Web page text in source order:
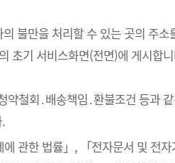
불만을 처리할 수 있는 곳의 주
기 서비스화면(전면)에 게시합
철회․배송책임․환불조건 등과
관한 법률」, 「전자문서 및 전